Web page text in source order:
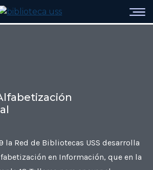
la Red de Bibliotecas USS desarrolla
en Información, que en la